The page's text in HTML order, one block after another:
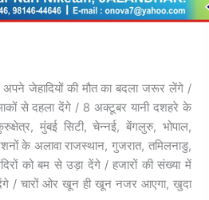
जेहादियों की मौत का बदला जरूर लेंगे /
से दहला देंगे / 8 अक्टूबर यानी दशहरे के
मुंबई सिटी, चेन्नई, बेंगलुरु, भोपाल,
के अलावा राजस्थान, गुजरात, तमिलनाडु,
को बम से उड़ा देंगे / हजारों की संख्या में
देंगे / चारों ओर खून ही खून नजर आएगा, खुदा